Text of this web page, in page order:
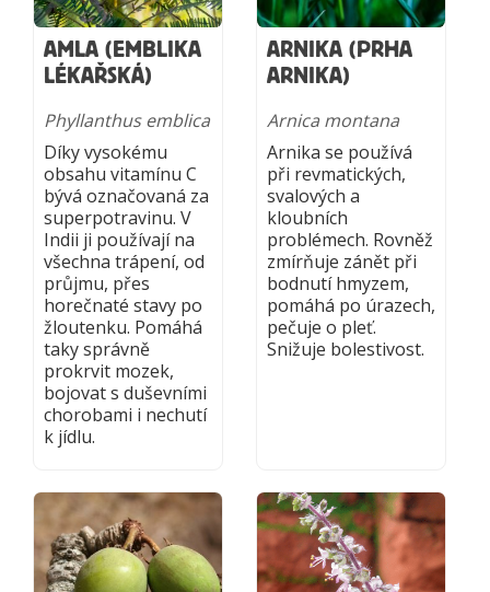
AMLA (EMBLIKA
LÉKAŘSKÁ)
Phyllanthus emblica
Díky vysokému
obsahu vitamínu C
bývá označovaná za
superpotravinu. V
Indii ji používají na
všechna trápení, od
průjmu, přes
horečnaté stavy po
žloutenku. Pomáhá
taky správně
prokrvit mozek,
bojovat s duševními
chorobami i nechutí
k jídlu.
ARNIKA (PRHA
ARNIKA)
Arnica montana
Arnika se používá
při revmatických,
svalových a
kloubních
problémech. Rovněž
zmírňuje zánět při
bodnutí hmyzem,
pomáhá po úrazech,
pečuje o pleť.
Snižuje bolestivost.